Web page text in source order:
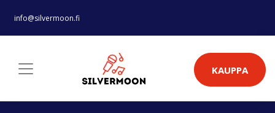
info@silvermoon.fi
KAUPPA